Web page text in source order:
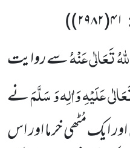
۴۱(۲۹۸۲)
)
تَعَالٰی عَنْہُسے روایت
عَلَیْہِ وَاٰلِہ وَ سَلَّمَنے
اور ایک مُٹھی خرما اور اس